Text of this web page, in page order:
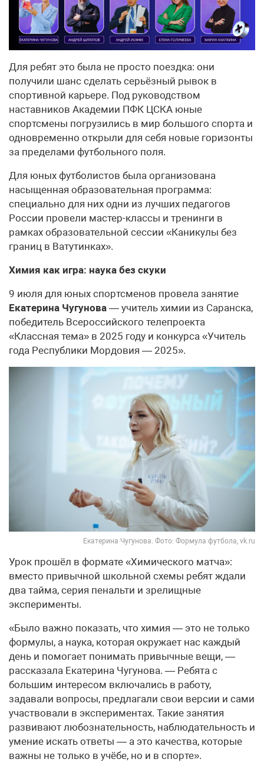
Для ребят это была не просто поездка: они
получили шанс сделать серьёзный рывок в
спортивной карьере. Под руководством
наставников Академии ПФК ЦСКА юные
спортсмены погрузились в мир большого спорта и
одновременно открыли для себя новые горизонты
за пределами футбольного поля.
Для юных футболистов была организована
насыщенная образовательная программа:
специально для них одни из лучших педагогов
России провели мастер-классы и тренинги в
рамках образовательной сессии «Каникулы без
границ в Ватутинках».
Химия как игра: наука без скуки
9 июля для юных спортсменов провела занятие
Екатерина Чугунова — учитель химии из Саранска,
победитель Всероссийского телепроекта
«Классная тема» в 2025 году и конкурса «Учитель
года Республики Мордовия — 2025».
Екатерина Чугунова. Фото: Формула футбола, vk.ru
Урок прошёл в формате «Химического матча»:
вместо привычной школьной схемы ребят ждали
два тайма, серия пенальти и зрелищные
эксперименты.
«Было важно показать, что химия — это не только
формулы, а наука, которая окружает нас каждый
день и помогает понимать привычные вещи, —
рассказала Екатерина Чугунова. — Ребята с
большим интересом включались в работу,
задавали вопросы, предлагали свои версии и сами
участвовали в экспериментах. Такие занятия
развивают любознательность, наблюдательность и
умение искать ответы — а это качества, которые
важны не только в учёбе, но и в спорте».